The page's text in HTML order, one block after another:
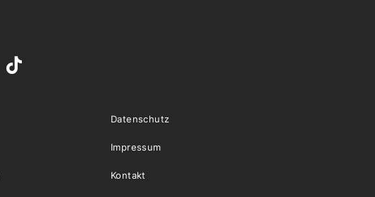
Datenschutz
Impressum
Kontakt